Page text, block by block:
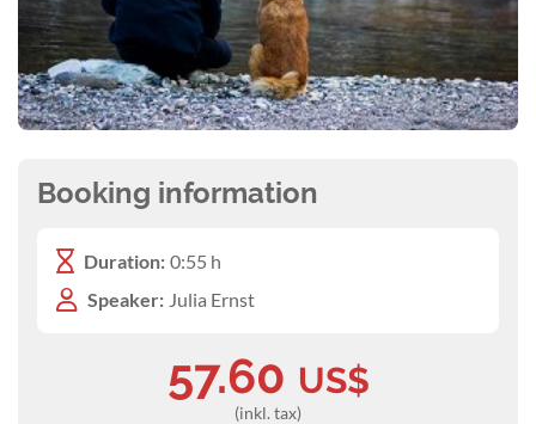
Booking information
Duration: 0:55 h
Speaker: Julia Ernst
57.60 US$
(inkl. tax)